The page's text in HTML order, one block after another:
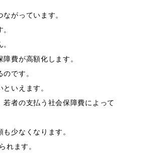
がっています。
費が高額化します。
です。
いえます。
者の支払う社会保障費によって
少なくなります。
れます。